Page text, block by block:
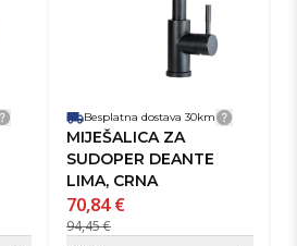
Detalji dostave
sudoper
Visina miješalice
Sakrij detalje
Besplatna dostava 30km Detalji
MIJEŠALICA ZA
SUDOPER DEANTE
LIMA, CRNA
70,84 €
94,45 €